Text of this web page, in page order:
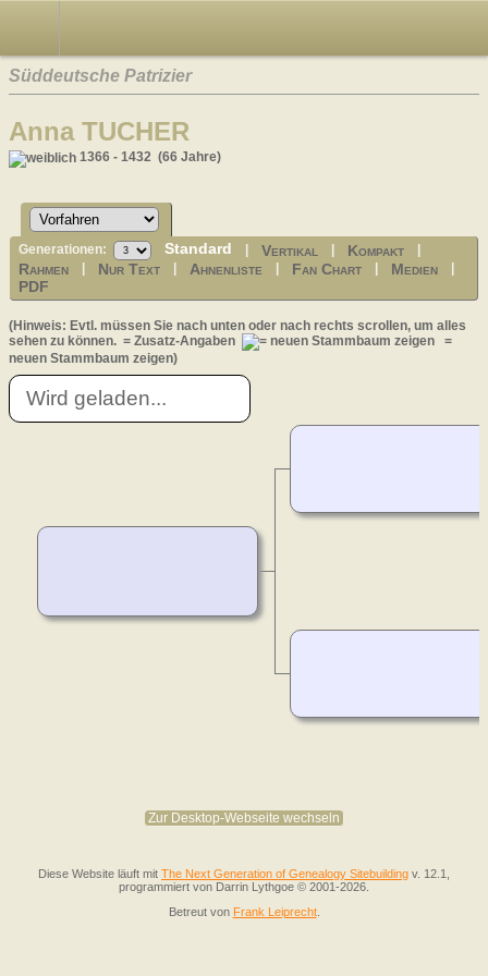
Süddeutsche Patrizier
Anna TUCHER
1366 - 1432 (66 Jahre)
Generationen: Standard |Vertikal Kompakt
Rahmen Nur Text Ahnenliste Fan Chart Medien
PDF
(Hinweis: Evtl. müssen Sie nach unten oder nach rechts scrollen, um alles
sehen zu können. = Zusatz-Angaben
=
neuen Stammbaum zeigen)
Wird geladen...
Zur Desktop-Webseite wechseln
Diese Website läuft mit The Next Generation of Genealogy Sitebuilding v. 12.1,
programmiert von Darrin Lythgoe © 2001-2026.
Betreut von Frank Leiprecht.